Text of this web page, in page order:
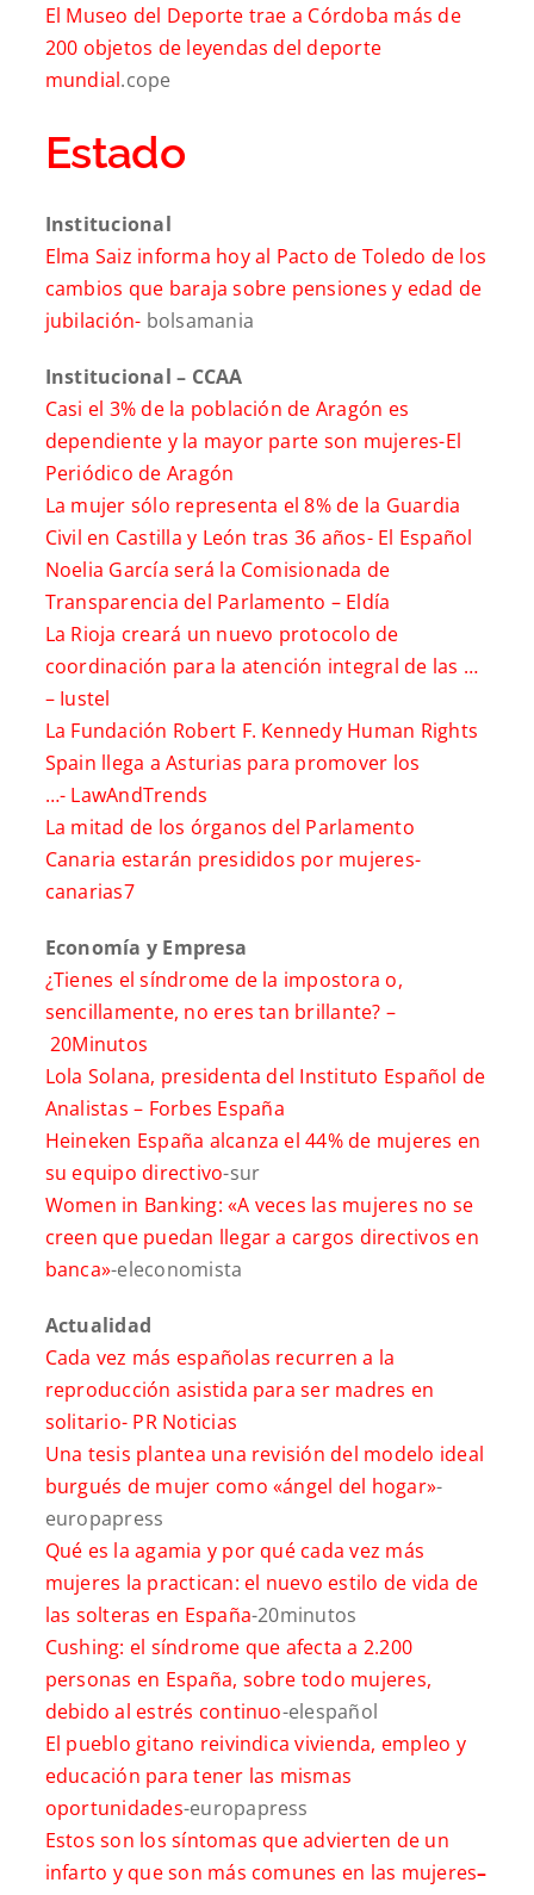
El Museo del Deporte trae a Córdoba más de
200 objetos de leyendas del deporte
mundial.cope
Estado
Institucional
Elma Saiz informa hoy al Pacto de Toledo de los
cambios que baraja sobre pensiones y edad de
jubilación- bolsamania
Institucional – CCAA
Casi el 3% de la población de Aragón es
dependiente y la mayor parte son mujeres-El
Periódico de Aragón
La mujer sólo representa el 8% de la Guardia
Civil en Castilla y León tras 36 años- El Español
Noelia García será la Comisionada de
Transparencia del Parlamento – Eldía
La Rioja creará un nuevo protocolo de
coordinación para la atención integral de las …
– Iustel
La Fundación Robert F. Kennedy Human Rights
Spain llega a Asturias para promover los
…- LawAndTrends
La mitad de los órganos del Parlamento
Canaria estarán presididos por mujeres-
canarias7
Economía y Empresa
¿Tienes el síndrome de la impostora o,
sencillamente, no eres tan brillante? –
20Minutos
Lola Solana, presidenta del Instituto Español de
Analistas – Forbes España
Heineken España alcanza el 44% de mujeres en
su equipo directivo-sur
Women in Banking: «A veces las mujeres no se
creen que puedan llegar a cargos directivos en
banca»-eleconomista
Actualidad
Cada vez más españolas recurren a la
reproducción asistida para ser madres en
solitario- PR Noticias
Una tesis plantea una revisión del modelo ideal
burgués de mujer como «ángel del hogar»-
europapress
Qué es la agamia y por qué cada vez más
mujeres la practican: el nuevo estilo de vida de
las solteras en España-20minutos
Cushing: el síndrome que afecta a 2.200
personas en España, sobre todo mujeres,
debido al estrés continuo-elespañol
El pueblo gitano reivindica vivienda, empleo y
educación para tener las mismas
oportunidades-europapress
Estos son los síntomas que advierten de un
infarto y que son más comunes en las mujeres–